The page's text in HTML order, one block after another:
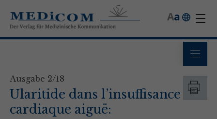
a
A
Ausgabe 2/18
Ularitide dans l’insuffisance
cardiaque aiguë: